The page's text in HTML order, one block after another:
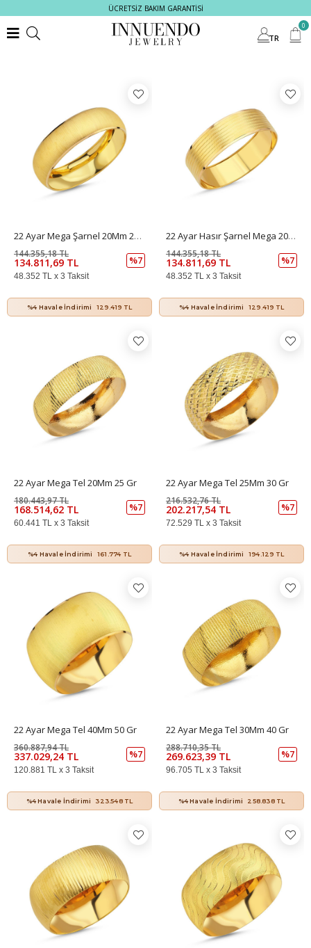
ÜCRETSİZ BAKIM GARANTİSİ
TR
0
22 Ayar Mega Şarnel 20Mm 20 Gr
134.811,69 TL
144.355,18 TL
%7
48.352 TL x 3 Taksit
%4 Havale İndirimi 129.419 TL
22 Ayar Hasır Şarnel Mega 20Mm 20 Gr
134.811,69 TL
144.355,18 TL
%7
48.352 TL x 3 Taksit
%4 Havale İndirimi 129.419 TL
22 Ayar Mega Tel 20Mm 25 Gr
168.514,62 TL
180.443,97 TL
%7
60.441 TL x 3 Taksit
%4 Havale İndirimi 161.774 TL
22 Ayar Mega Tel 25Mm 30 Gr
202.217,54 TL
216.532,76 TL
%7
72.529 TL x 3 Taksit
%4 Havale İndirimi 194.129 TL
22 Ayar Mega Tel 40Mm 50 Gr
337.029,24 TL
360.887,94 TL
%7
120.881 TL x 3 Taksit
%4 Havale İndirimi 323.548 TL
22 Ayar Mega Tel 30Mm 40 Gr
269.623,39 TL
288.710,35 TL
%7
96.705 TL x 3 Taksit
%4 Havale İndirimi 258.838 TL